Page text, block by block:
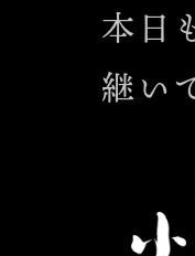
本日
継い